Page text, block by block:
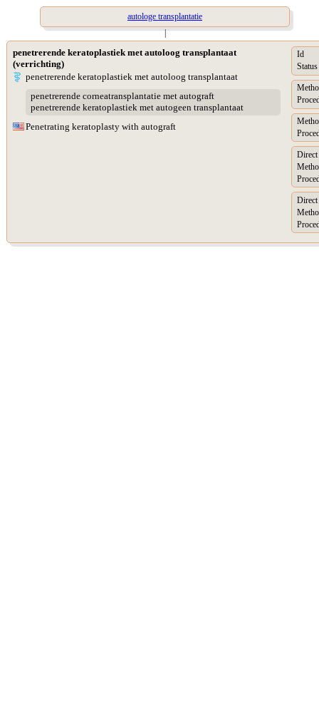
autologe transplantatie
|
penetrerende keratoplastiek met autoloog transplantaat
(verrichting)
penetrerende keratoplastiek met autoloog transplantaat
penetrerende corneatransplantatie met autograft
penetrerende keratoplastiek met autogeen transplantaat
Penetrating keratoplasty with autograft
Id
Status
Direct
Direct